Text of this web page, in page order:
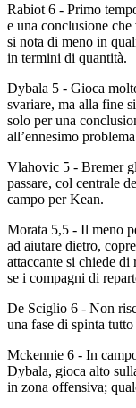
Rabiot 6 - Primo
e una conclusione
si nota di meno in
in termini di quantità.
Dybala 5 - Gioca
svariare, ma alla fine
solo per una
all’ennesimo
Vlahovic 5 - Bremer
passare, col centrale
campo per Kean.
Morata 5,5 - Il meno
ad aiutare dietro,
attaccante si chiede
se i compagni di
De Sciglio 6 - Non
una fase di spinta
Mckennie 6 - In
Dybala, gioca alto
in zona offensiva;